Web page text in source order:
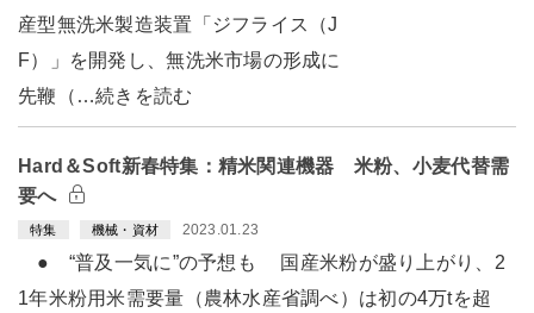
産型無洗米製造装置「ジフライス（J
F）」を開発し、無洗米市場の形成に
先鞭（…続きを読む
Hard＆Soft新春特集：精米関連機器 米粉、小麦代替需
要へ
特集 機械・資材 2023.01.23
● “普及一気に”の予想も 国産米粉が盛り上がり、2
1年米粉用米需要量（農林水産省調べ）は初の4万tを超